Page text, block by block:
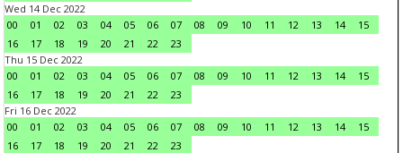
Wed 14 Dec 2022
00
01 02 03 04 05 06 07 08 09 10 11 12 13 14
15
16
17 18 19 20 21 22
23
Thu 15 Dec 2022
00
01 02 03 04 05 06 07 08 09 10 11 12 13 14
15
16
17 18 19 20 21 22
23
Fri 16 Dec 2022
00
01 02 03 04 05 06 07 08 09 10 11 12 13 14
15
16
17 18 19 20 21 22
23